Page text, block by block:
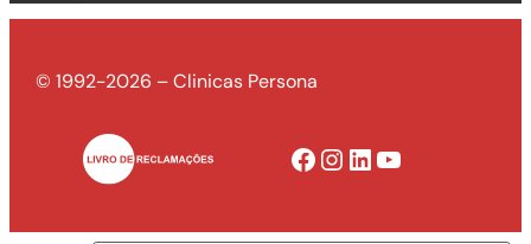
© 1992-2026 – Clinicas Persona
Facebook Instagram LinkedIn YouTube